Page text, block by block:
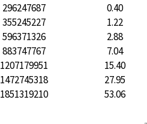
296247687
0.40
355245227
1.22
596371326
2.88
883747767
7.04
1207179951
15.40
1472745318
27.95
1851319210 53.06